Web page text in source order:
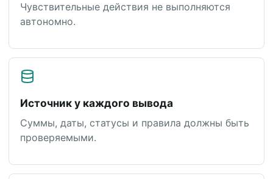
Чувствительные действия не выполняются
автономно.
Источник у каждого вывода
Суммы, даты, статусы и правила должны быть
проверяемыми.